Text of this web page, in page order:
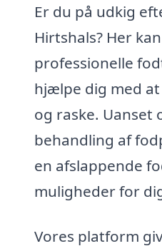
Er du på udkig
Hirtshals? Her
professionelle
hjælpe dig med
og raske. Uanset
behandling af
en afslappende
muligheder for
Vores platform